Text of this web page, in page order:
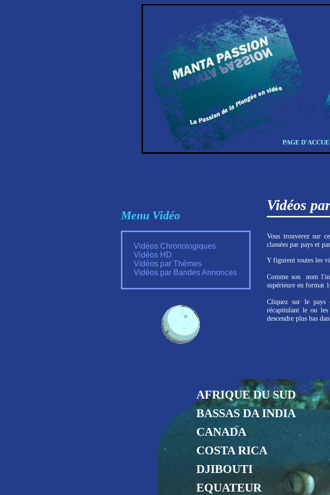
PAGE
Menu Vidéo
Vidéos Chronologiques
Vidéos HD
Vidéos par Thèmes
Vidéos par Bandes Annonces
Vidéos
Vous trouverez sur
classées par pays et
Y figurent toutes les
Comme son nom
supérieure en format
Cliquez sur le pays
récapitulant le ou
descendre plus bas
AFRIQUE DU SUD
BASSAS DA INDIA
CANADA
COSTA RICA
DJIBOUTI
EQUATEUR